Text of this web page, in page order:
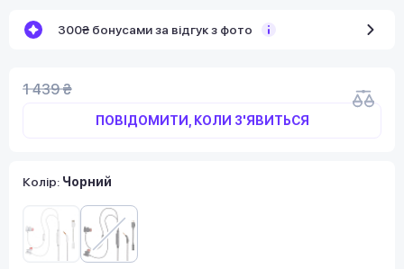
300₴ бонусами за відгук з фото
1 439 ₴
ПОВІДОМИТИ, КОЛИ З'ЯВИТЬСЯ
Колір: Чорний